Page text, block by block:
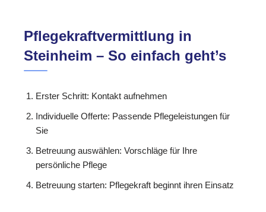
Pflegekraftvermittlung in
Steinheim – So einfach geht’s
Erster Schritt: Kontakt aufnehmen
Individuelle Offerte: Passende Pflegeleistungen für
Sie
Betreuung auswählen: Vorschläge für Ihre
persönliche Pflege
Betreuung starten: Pflegekraft beginnt ihren Einsatz